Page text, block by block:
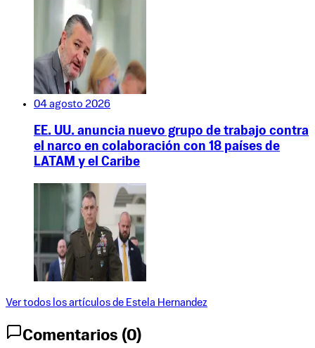
04 agosto 2026
EE. UU. anuncia nuevo grupo de trabajo contra
el narco en colaboración con 18 países de
LATAM y el Caribe
Ver todos los artículos de Estela Hernandez
Comentarios (0)